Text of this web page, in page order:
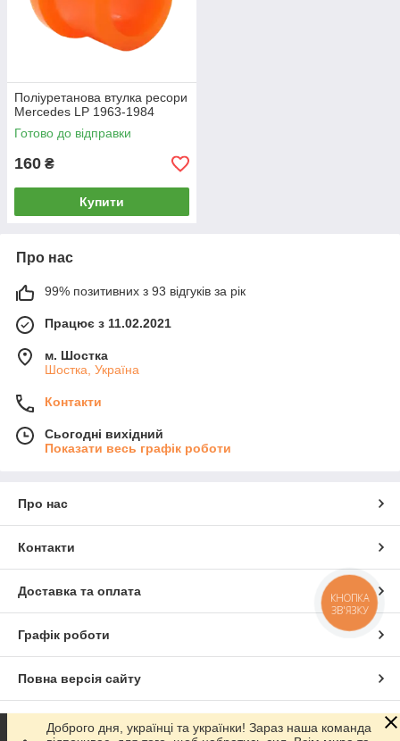
Поліуретанова втулка ресори
Merсedes LP 1963-1984
Готово до відправки
160 ₴
Купити
Про нас
99% позитивних з 93 відгуків за рік
Працює з 11.02.2021
м. Шостка
Шостка, Україна
Контакти
Сьогодні вихідний
Показати весь графік роботи
Про нас
Контакти
Доставка та оплата
Графік роботи
Повна версія сайту
Сайт створено на маркетплейсіProm.ua
Доброго дня, українці та українки! Зараз наша команда
КНОПКА
ЗВ'ЯЗКУ